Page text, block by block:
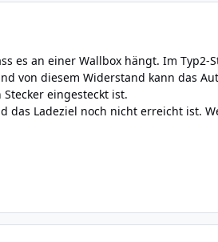
es an einer Wallbox hängt. Im Typ2-
von diesem Widerstand kann das
eingesteckt ist.
das Ladeziel noch nicht erreicht ist.